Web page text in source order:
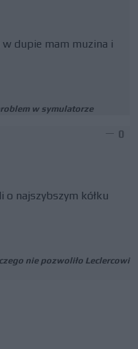
dupie mam muzina i
w symulatorze
0
najszybszym kółku
nie pozwoliło Leclercowi